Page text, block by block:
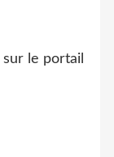
sur le portail